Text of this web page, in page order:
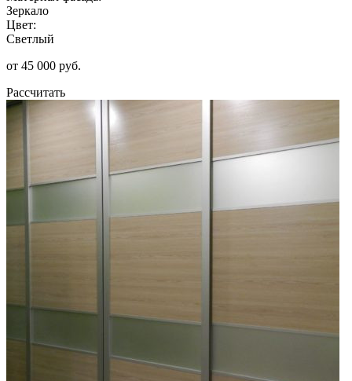
Зеркало
Цвет:
Светлый
от 45 000 руб.
Рассчитать